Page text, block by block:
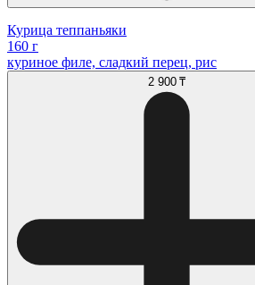
Курица теппаньяки
160 г
куриное филе, сладкий перец, рис
2 900 ₸